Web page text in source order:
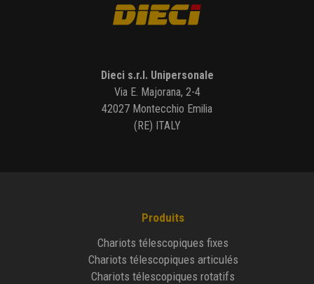
Dieci s.r.l. Unipersonale
Via E. Majorana, 2-4
42027 Montecchio Emilia
(RE) ITALY
Produits
Chariots télescopiques fixes
Chariots télescopiques articulés
Chariots télescopiques rotatifs